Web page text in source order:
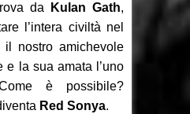
da
Kulan Gath,
l’intera civiltà nel
il nostro amichevole
e la sua amata l’uno
è possibile?
Red Sonya.